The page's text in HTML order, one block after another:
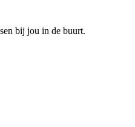
bij jou in de buurt.